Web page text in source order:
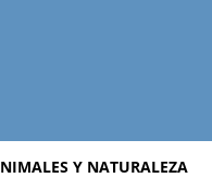
Curiosidades
Y NATURALEZA